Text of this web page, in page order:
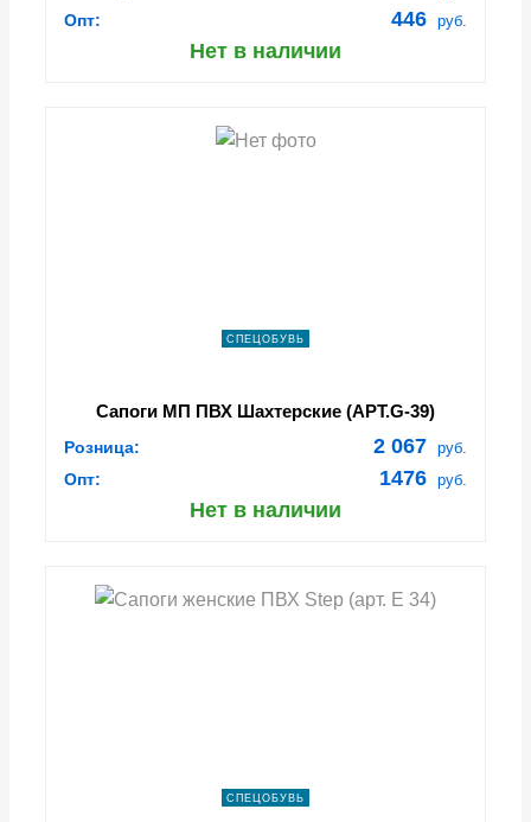
Опт: 446 руб.
Нет в наличии
СПЕЦОБУВЬ
Сапоги МП ПВХ Шахтерские (АРТ.G-39)
Розница: 2 067 руб.
Опт: 1476 руб.
Нет в наличии
СПЕЦОБУВЬ